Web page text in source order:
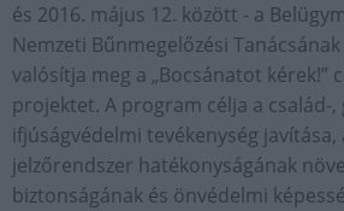
és 2016. május 12. között - a
Nemzeti Bűnmegelőzési
valósítja meg a „Bocsánatot kérek!”
projektet. A program célja a család-,
ifjúságvédelmi tevékenység
jelzőrendszer hatékonyságának
biztonságának és önvédelmi